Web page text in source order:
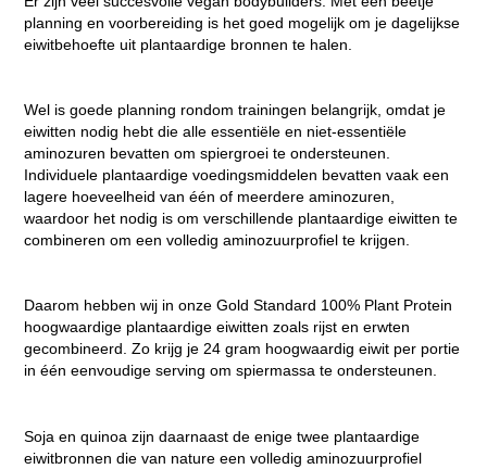
planning en voorbereiding is het goed mogelijk om je dagelijkse
eiwitbehoefte uit plantaardige bronnen te halen.
Wel is goede planning rondom trainingen belangrijk, omdat je
eiwitten nodig hebt die alle essentiële en niet-essentiële
aminozuren bevatten om spiergroei te ondersteunen.
Individuele plantaardige voedingsmiddelen bevatten vaak een
lagere hoeveelheid van één of meerdere aminozuren,
waardoor het nodig is om verschillende plantaardige eiwitten te
combineren om een volledig aminozuurprofiel te krijgen.
Daarom hebben wij in onze Gold Standard 100% Plant Protein
hoogwaardige plantaardige eiwitten zoals rijst en erwten
gecombineerd. Zo krijg je 24 gram hoogwaardig eiwit per portie
in één eenvoudige serving om spiermassa te ondersteunen.
Soja en quinoa zijn daarnaast de enige twee plantaardige
eiwitbronnen die van nature een volledig aminozuurprofiel